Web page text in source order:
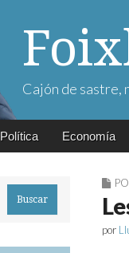
Cajón de sastre,
Política Economía
por